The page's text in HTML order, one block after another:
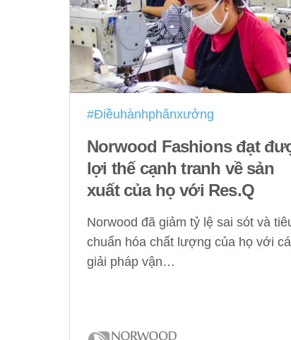
#Điềuhànhphânxưởng
Norwood Fashions đạt
lợi thế cạnh tranh về sản
xuất của họ với Res.Q
Norwood đã giảm tỷ lệ sai sót và
chuẩn hóa chất lượng của họ với
giải pháp vận…